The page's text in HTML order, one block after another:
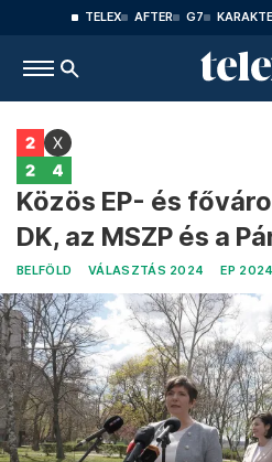
TELEX AFTER G7
Közös EP- és
DK, az MSZP és a
BELFÖLD VÁLASZTÁS 2024 EP 2024